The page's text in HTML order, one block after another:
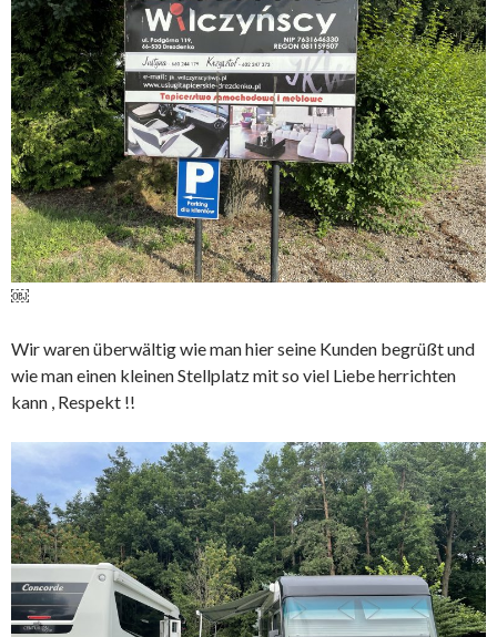
￼
Wir waren überwältig wie man hier seine Kunden begrüßt und
wie man einen kleinen Stellplatz mit so viel Liebe herrichten
kann , Respekt !!